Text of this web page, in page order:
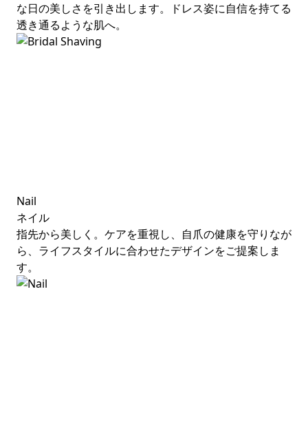
な日の美しさを引き出します。ドレス姿に自信を持てる
透き通るような肌へ。
Nail
ネイル
指先から美しく。ケアを重視し、自爪の健康を守りなが
ら、ライフスタイルに合わせたデザインをご提案しま
す。